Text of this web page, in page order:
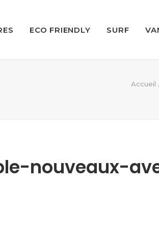
ECO FRIENDLY SURF
Accueil
nouveaux-